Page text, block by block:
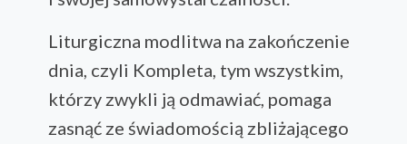
Liturgiczna modlitwa na zakończenie
dnia, czyli Kompleta, tym wszystkim,
którzy zwykli ją odmawiać, pomaga
zasnąć ze świadomością zbliżającego